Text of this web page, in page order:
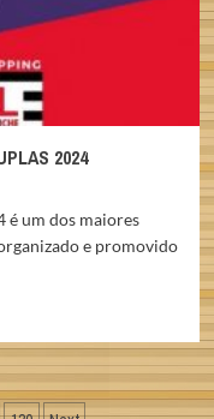
2024
é um dos maiores
e promovido